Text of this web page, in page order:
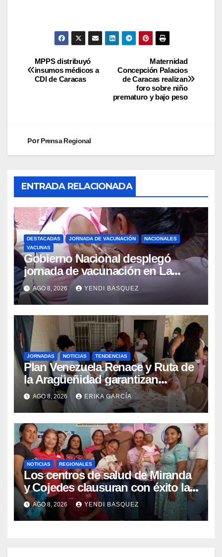
Maternidad
Concepción Palacios
de Caracas realizan
foro sobre niño
prematuro y bajo peso
MPPS distribuyó
insumos médicos a
CDI de Caracas
PorPrensa Regional
ENTRADA RELACIONADA
DESTACADAS JORNADA DE VACUNACIÓN
NACIONALES
VACUNAS
Gobierno Nacional desplegó
jornada de vacunación en La
Guaira para garantizar protección
epidemiológica
AGO 8, 2026 YENDI BASQUEZ
JORNADAS NOTICIAS TENDENCIAS
Plan Venezuela Renace y Ruta de
la Aragüeñidad garantizan
atención médica integral en
Aragua
AGO 8, 2026 ERIKA GARCÍA
NOTICIAS REGIONALES
Los centros de salud de Miranda
y Cojedes clausuran con éxito la
Semana Mundial de la Lactancia
Materna
AGO 8, 2026 YENDI BASQUEZ